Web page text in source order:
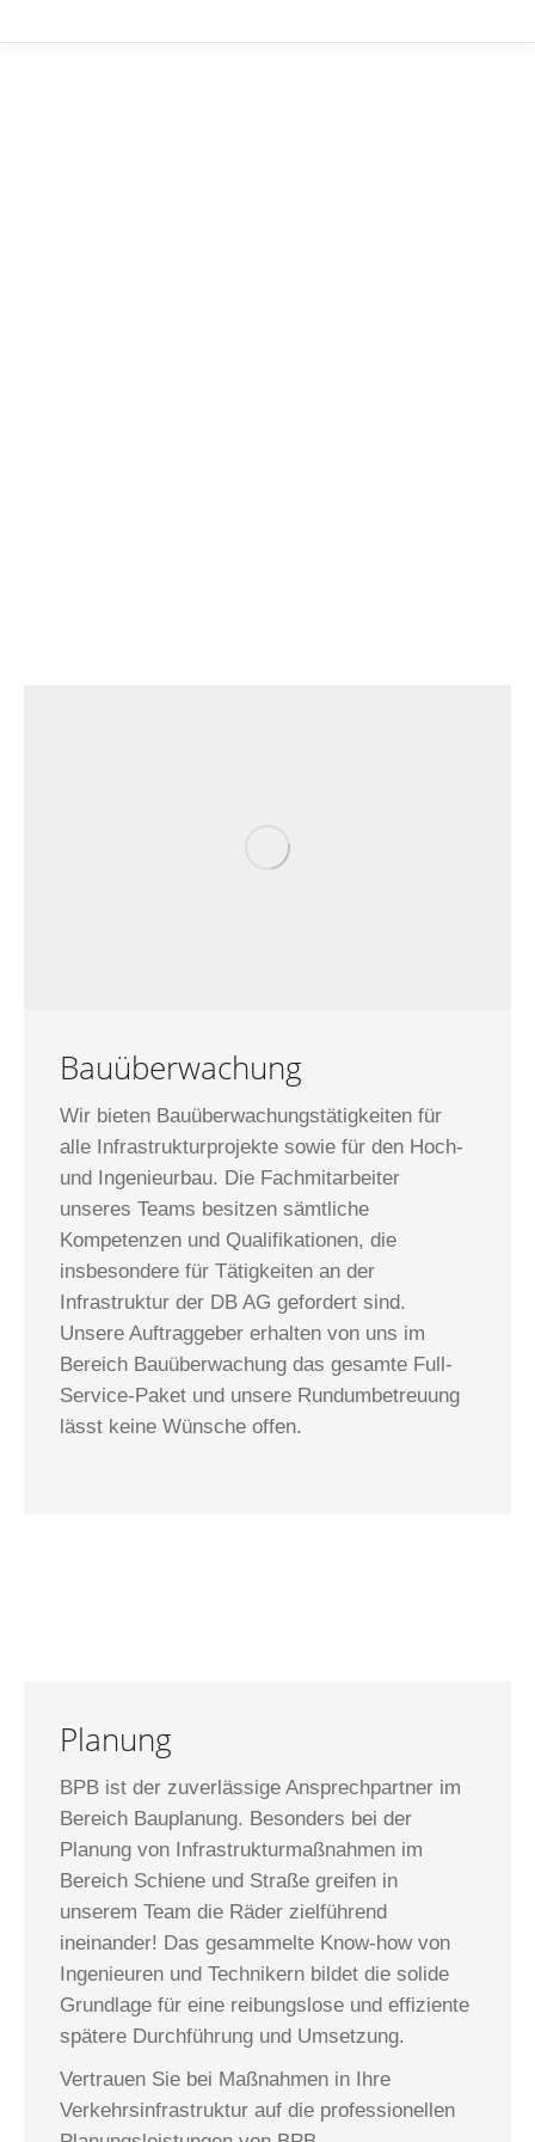
Bauüberwachung
Wir bieten Bauüberwachungstätigkeiten für
alle Infrastrukturprojekte sowie für den Hoch-
und Ingenieurbau. Die Fachmitarbeiter
unseres Teams besitzen sämtliche
Kompetenzen und Qualifikationen, die
insbesondere für Tätigkeiten an der
Infrastruktur der DB AG gefordert sind.
Unsere Auftraggeber erhalten von uns im
Bereich Bauüberwachung das gesamte Full-
Service-Paket und unsere Rundumbetreuung
lässt keine Wünsche offen.
Planung
BPB ist der zuverlässige Ansprechpartner im
Bereich Bauplanung. Besonders bei der
Planung von Infrastrukturmaßnahmen im
Bereich Schiene und Straße greifen in
unserem Team die Räder zielführend
ineinander! Das gesammelte Know-how von
Ingenieuren und Technikern bildet die solide
Grundlage für eine reibungslose und effiziente
spätere Durchführung und Umsetzung.
Vertrauen Sie bei Maßnahmen in Ihre
Verkehrsinfrastruktur auf die professionellen